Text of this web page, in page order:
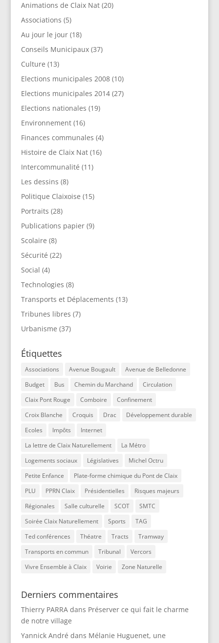
Animations de Claix Nat(20)
Associations (5)
Au jour le jour(18)
Conseils Municipaux(37)
Culture (13)
Elections municipales 2008(10)
Elections municipales 2014(27)
Elections nationales (19)
Environnement(16)
Finances communales (4)
Histoire de Claix Nat(16)
Intercommunalité (11)
Les dessins (8)
Politique Claixoise (15)
Portraits (28)
Publications papier(9)
Scolaire (8)
Sécurité (22)
Social (4)
Technologies (8)
Transports et Déplacements (13)
Tribunes libres (7)
Urbanisme (37)
Étiquettes
Associations Avenue Bougault
Avenue de Belledonne
Budget
Bus Chemin du Marchand
Circulation
Claix Pont Rouge
Comboire
Confinement
Croix Blanche
Croquis Drac
Développement durable
Ecoles
Impôts
Internet
La lettre de Claix Naturellement
La Métro
Logements sociaux
Législatives
Michel Octru
Petite Enfance
Plate-forme chimique du Pont de Claix
PLU
PPRN Claix Présidentielles
Risques majeurs
Régionales
Salle culturelle SCOT
SMTC
Soirée Claix Naturellement
Sports
TAG
Ted conférences
Théatre Tracts
Tramway
Transports en commun
Tribunal
Vercors
Vivre Ensemble à Claix
Voirie Zone Naturelle
Derniers commentaires
Thierry PARRAdans Préserver ce qui fait le charme
de notre village
Yannick André dans Mélanie Huguenet, une